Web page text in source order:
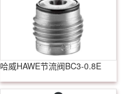
哈威HAWE节流阀BC3-0.8E